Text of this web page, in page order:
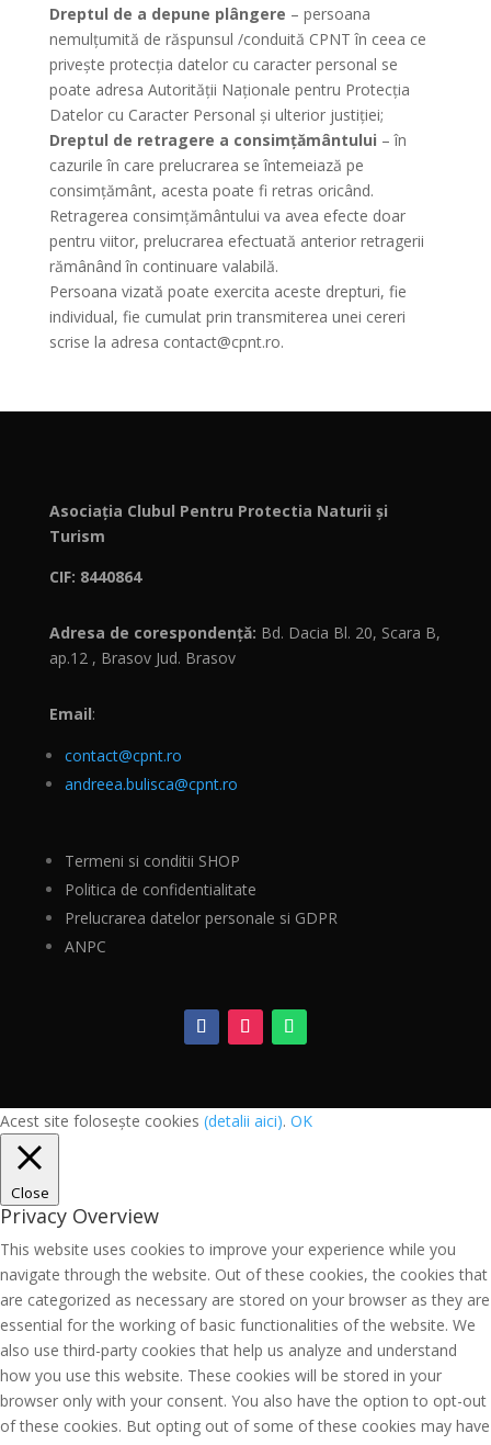
Dreptul de a depune plângere – persoana
nemulțumită de răspunsul /conduită CPNT în ceea ce
privește protecția datelor cu caracter personal se
poate adresa Autorității Naționale pentru Protecția
Datelor cu Caracter Personal și ulterior justiției;
Dreptul de retragere a consimțământului – în
cazurile în care prelucrarea se întemeiază pe
consimțământ, acesta poate fi retras oricând.
Retragerea consimțământului va avea efecte doar
pentru viitor, prelucrarea efectuată anterior retragerii
rămânând în continuare valabilă.
Persoana vizată poate exercita aceste drepturi, fie
individual, fie cumulat prin transmiterea unei cereri
scrise la adresa contact@cpnt.ro.
Asociația Clubul Pentru Protectia Naturii și
Turism
CIF: 8440864
Adresa de corespondență: Bd. Dacia Bl. 20, Scara B,
ap.12 , Brasov Jud. Brasov
Email:
contact@cpnt.ro
andreea.bulisca@cpnt.ro
Termeni si conditii SHOP
Politica de confidentialitate
Prelucrarea datelor personale si GDPR
ANPC
Acest site folosește cookies (detalii aici). OK
Close
Privacy Overview
This website uses cookies to improve your experience while you
navigate through the website. Out of these cookies, the cookies that
are categorized as necessary are stored on your browser as they are
essential for the working of basic functionalities of the website. We
also use third-party cookies that help us analyze and understand
how you use this website. These cookies will be stored in your
browser only with your consent. You also have the option to opt-out
of these cookies. But opting out of some of these cookies may have